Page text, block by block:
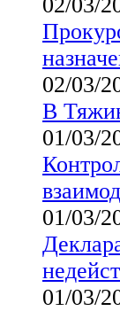
02/03/
В
01/03/
01/03/
01/03/